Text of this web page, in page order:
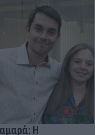
Η